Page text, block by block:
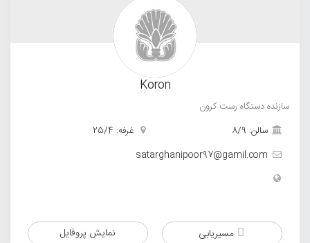
Koron
سازنده دستگاه رست کرون
سالن: 8/9
غرفه: 25/4
satarghanipoor97@gamil.com
مسیریابی نمایش پروفایل